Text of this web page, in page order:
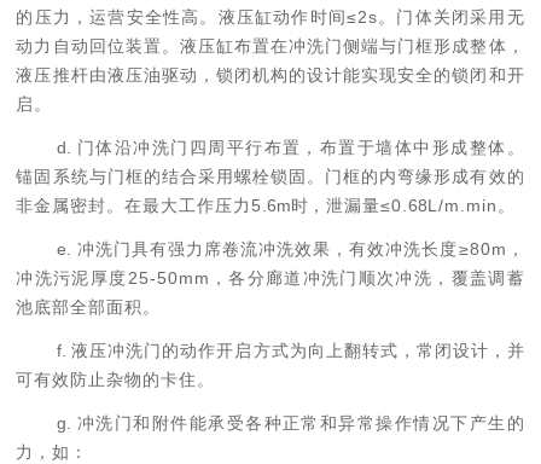
的压力，运营安全性高。液压缸动作时间≤2s。门体关闭采用无
动力自动回位装置。液压缸布置在冲洗门侧端与门框形成整体，
液压推杆由液压油驱动，锁闭机构的设计能实现安全的锁闭和开
启。
d. 门体沿冲洗门四周平行布置，布置于墙体中形成整体。
锚固系统与门框的结合采用螺栓锁固。门框的内弯缘形成有效的
非金属密封。在最大工作压力 5.6m时 ，泄漏量≤0.68L/m.min。
e. 冲洗门具有强力席卷流冲洗效果，有效冲洗长度≥80m ，
冲洗污泥厚度25-50mm ，各分廊道冲洗门顺次冲洗，覆盖调蓄
池底部全部面积。
f.液压冲洗门的动作开启方式为向上翻转式，常闭设计，并
可有效防止杂物的卡住。
g. 冲洗门和附件能承受各种正常和异常操作情况下产生的
力，如：